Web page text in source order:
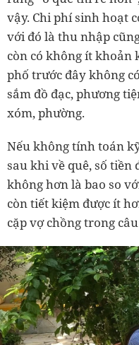
vậy. Chi phí sinh hoạt
với đó là thu nhập
còn có không ít khoản
phố trước đây không
sắm đồ đạc, phương
xóm, phường.
Nếu không tính toán
sau khi về quê, số tiền
không hơn là bao so
còn tiết kiệm được ít
cặp vợ chồng trong